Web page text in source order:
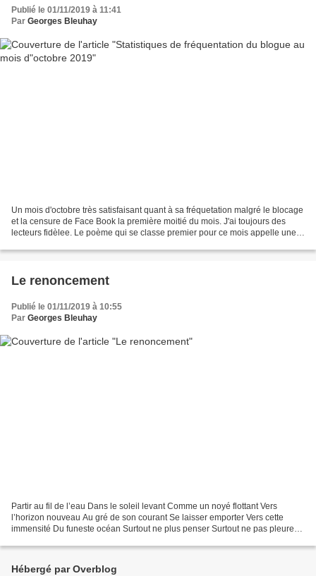
Publié le 01/11/2019 à 11:41
Par Georges Bleuhay
Un mois d'octobre très satisfaisant quant à sa fréquetation malgré le blocage
et la censure de Face Book la première moitié du mois. J'ai toujours des
lecteurs fidèlee. Le poème qui se classe premier pour ce mois appelle une
Le renoncement
Publié le 01/11/2019 à 10:55
Par Georges Bleuhay
Partir au fil de l’eau Dans le soleil levant Comme un noyé flottant Vers
l’horizon nouveau Au gré de son courant Se laisser emporter Vers cette
immensité Du funeste océan Surtout ne plus penser Surtout ne pas pleurer
Hébergé par Overblog